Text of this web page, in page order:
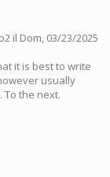
il Dom, 03/23/2025
it is best to write
usually
the next.